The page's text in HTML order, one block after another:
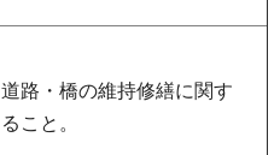
道路・橋の維持修繕に関す
ること。